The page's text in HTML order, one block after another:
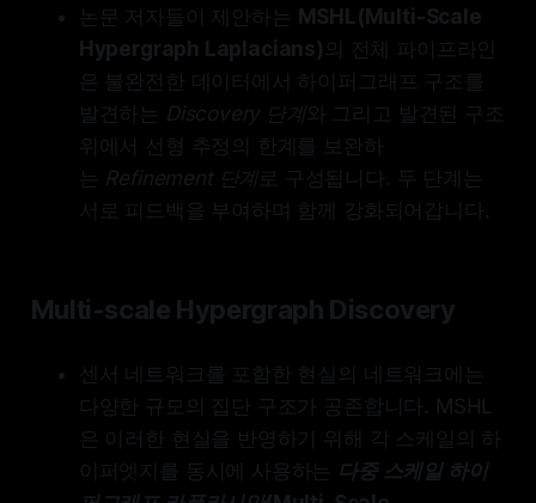
논문 저자들이 제안하는 MSHL(Multi-Scale
Hypergraph Laplacians) 의 전체 파이프라인
은 불완전한 데이터에서 하이퍼그래프 구조를
발견하는 Discovery 단계와 그리고 발견된 구조
위에서 선형 추정의 한계를 보완하
는 Refinement 단계 로 구성됩니다. 두 단계는
서로 피드백을 부여하며 함께 강화되어갑니다.
Multi-scale Hypergraph Discovery
센서 네트워크를 포함한 현실의 네트워크에는
다양한 규모의 집단 구조가 공존합니다. MSHL
은 이러한 현실을 반영하기 위해 각 스케일의 하
이퍼엣지를 동시에 사용하는 다중 스케일 하이